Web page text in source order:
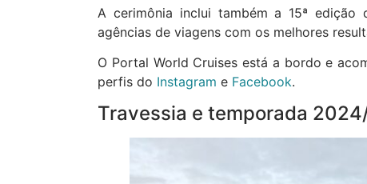
A cerimônia inclui também a 15ª edição
agências de viagens com os melhores
O Portal World Cruises está a bordo e
perfis do Instagram e Facebook.
Travessia e temporada